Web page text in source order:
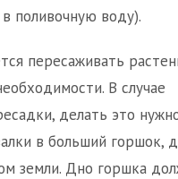
поливочную воду).
пересаживать
В случае
делать это
в больший горшок,
земли. Дно горшка